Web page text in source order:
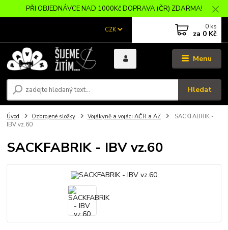
PŘI OBJEDNÁVCE NAD 1000Kč DOPRAVA (ČR) ZDARMA!
Menu
CZK
Hledat
0 ks
za 0 Kč
Úvod Ozbrojené složky Vojákyně a vojáci AČR a AZ
SACKFABRIK -
IBV vz.60
SACKFABRIK - IBV vz.60